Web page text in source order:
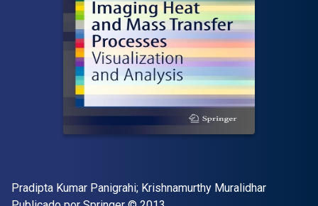
Autor(es)
Pradipta Kumar Panigrahi; Krishnamurthy Muralidhar